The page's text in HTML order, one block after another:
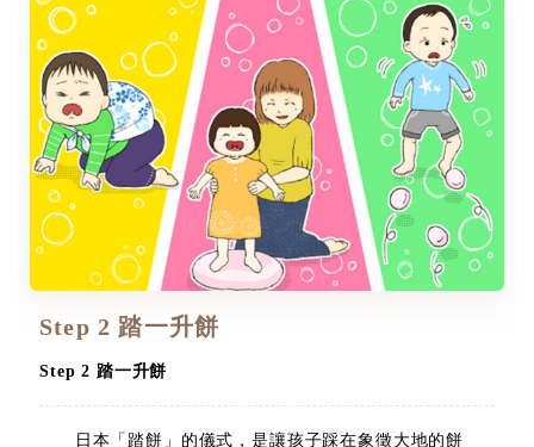
Step 2 踏一升餅
Step 2 踏一升餅
日本「踏餅」的儀式，是讓孩子踩在象徵大地的餅